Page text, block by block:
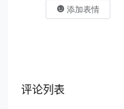
添加表情
评论列表